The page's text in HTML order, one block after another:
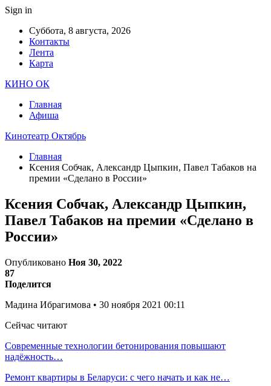
Sign in
Суббота, 8 августа, 2026
Контакты
Лента
Карта
КИНО ОК
Главная
Афиша
Кинотеатр Октябрь
Главная
Ксения Собчак, Александр Цыпкин, Павел Табаков на
премии «Сделано в России»
Ксения Собчак, Александр Цыпкин,
Павел Табаков на премии «Сделано в
России»
Опубликовано Ноя 30, 2022
87
Поделится
Мадина Ибрагимова • 30 ноября 2021 00:11
Сейчас читают
Современные технологии бетонирования повышают
надёжность…
Ремонт квартиры в Беларуси: с чего начать и как не…